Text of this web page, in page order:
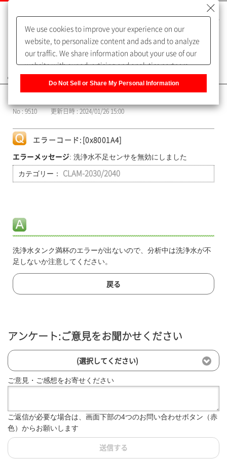
よくあるご質問（FAQ）
No : 9510 更新日時 : 2024/01/26 15:00
エラーコード:[0x8001A4]
エラーメッセージ: 洗浄水不足センサを無効にしました
カテゴリー： CLAM-2030/2040
洗浄水タンク満杯のエラーが出ないので、分析中は洗浄水が不
足しないか注意してください。
戻る
アンケート:ご意見をお聞かせください
(選択してください)
ご意見・ご感想をお寄せください
ご返信が必要な場合は、画面下部の4つのお問い合わせボタン（赤
色）からお願いします
送信する
We use cookies to improve your experience on our
website, to personalize content and ads and to analyze
our traffic. We share information about your use of our
website with our advertising and analytics partners,
of our sharing information about you with our partners.
Information] to customize your cookie settings on our
Do Not Sell or Share My Personal Information